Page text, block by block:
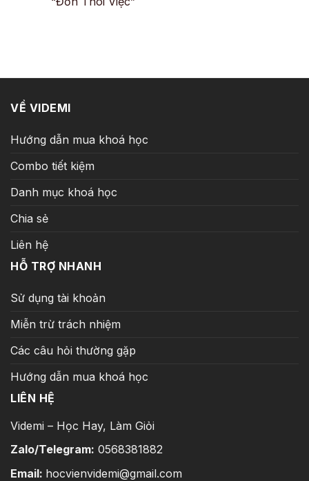
VỀ VIDEMI
Hướng dẫn mua khoá học
Combo tiết kiệm
Danh mục khoá học
Chia sẻ
Liên hệ
HỖ TRỢ NHANH
Sử dụng tài khoản
Miễn trừ trách nhiệm
Các câu hỏi thường gặp
Hướng dẫn mua khoá học
LIÊN HỆ
Videmi – Học Hay, Làm Giỏi
Zalo/Telegram: 0568381882
Email: hocvienvidemi@gmail.com